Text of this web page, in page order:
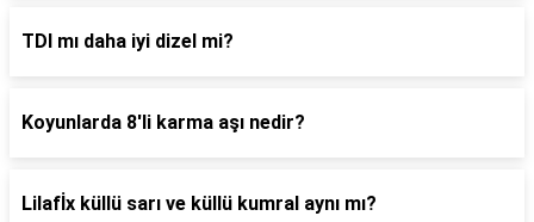
TDI mı daha iyi dizel mi?
Koyunlarda 8'li karma aşı nedir?
Lilafİx küllü sarı ve küllü kumral aynı mı?